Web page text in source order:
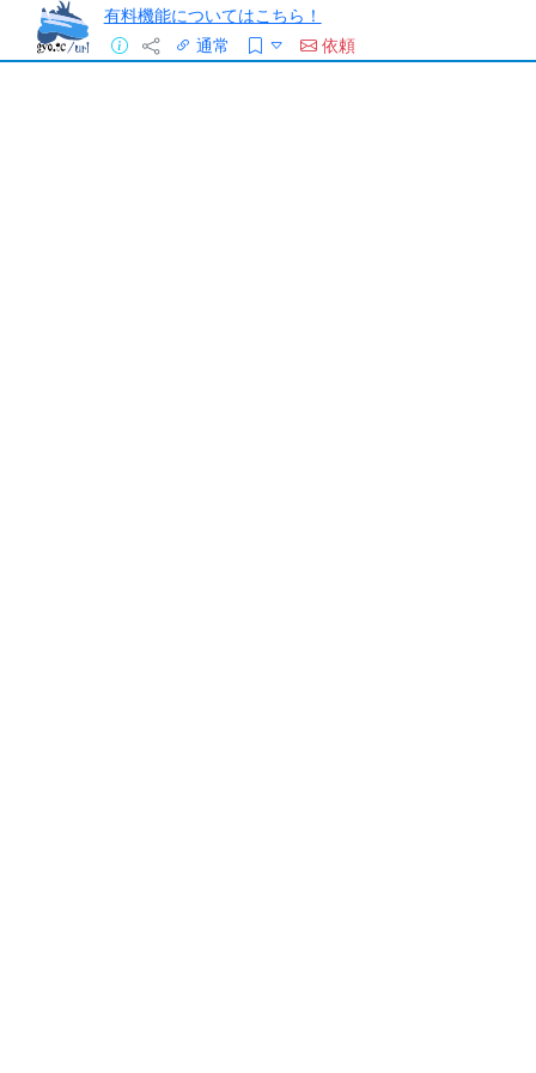
有料機能についてはこちら！
通常
依頼